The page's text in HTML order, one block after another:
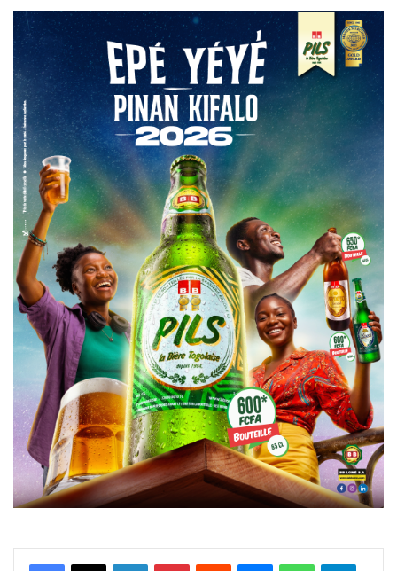
FacebookX Linkedin PinterestReddit MessengerWhatsAppTelegram